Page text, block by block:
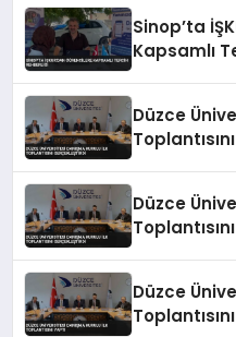
Sinop’ta
Kapsamlı
Düzce
Düzce
Düzce